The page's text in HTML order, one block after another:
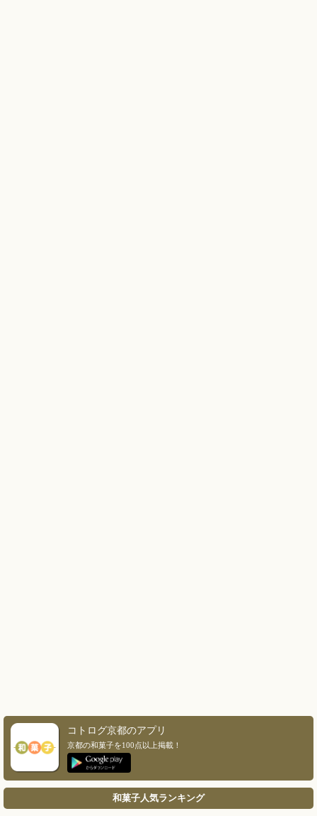
コトログ京都のアプリ
京都の和菓子を100点以上掲載！
和菓子人気ランキング